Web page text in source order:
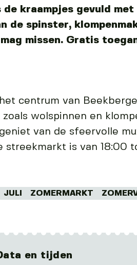
kraampjes gevuld met
de spinster,
missen. Gratis
centrum van
wolspinnen en
van de sfeervolle
is van 18:00
JULI ZOMERMARKT
en tijden